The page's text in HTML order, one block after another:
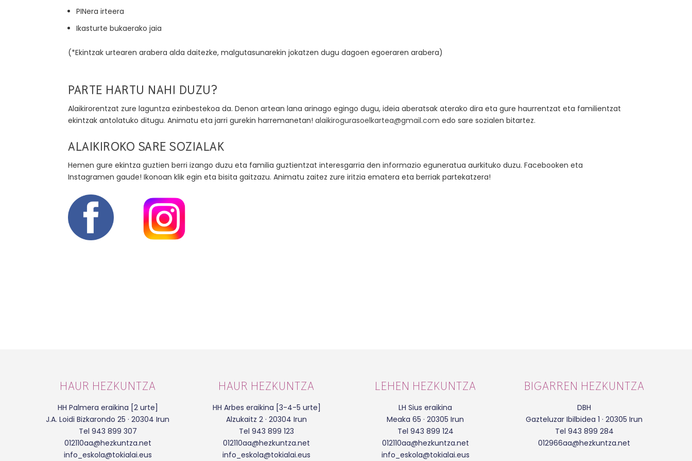
PINera irteera
Ikasturte bukaerako jaia
(*Ekintzak urtearen arabera alda daitezke, malgutasunarekin jokatzen dugu dagoen egoeraren arabera)
PARTE HARTU NAHI DUZU?
Alaikirorentzat zure laguntza ezinbestekoa da. Denon artean lana arinago egingo dugu, ideia aberatsak aterako dira eta gure haurrentzat eta familientzat
ekintzak antolatuko ditugu. Animatu eta jarri gurekin harremanetan! alaikirogurasoelkartea@gmail.com edo sare sozialen bitartez.
ALAIKIROKO SARE SOZIALAK
Hemen gure ekintza guztien berri izango duzu eta familia guztientzat interesgarria den informazio eguneratua aurkituko duzu. Facebooken eta
Instagramen gaude! Ikonoan klik egin eta bisita gaitzazu. Animatu zaitez zure iritzia ematera eta berriak partekatzera!
HAUR HEZKUNTZA
HH Palmera eraikina [2 urte]
J.A. Loidi Bizkarondo 25 · 20304 Irun
Tel 943 899 307
012110aa@hezkuntza.net
info_eskola@tokialai.eus
HAUR HEZKUNTZA
HH Arbes eraikina [3-4-5 urte]
Alzukaitz 2 · 20304 Irun
Tel 943 899 123
012110aa@hezkuntza.net
info_eskola@tokialai.eus
LEHEN HEZKUNTZA
LH Sius eraikina
Meaka 65 · 20305 Irun
Tel 943 899 124
012110aa@hezkuntza.net
info_eskola@tokialai.eus
BIGARREN HEZKUNTZA
DBH
Gazteluzar Ibilbidea 1 · 20305 Irun
Tel 943 899 284
012966aa@hezkuntza.net